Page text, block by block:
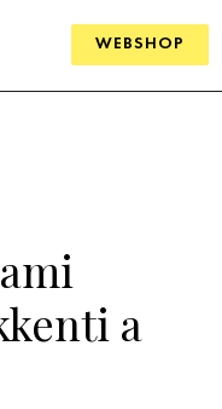
WEBSHOP
a